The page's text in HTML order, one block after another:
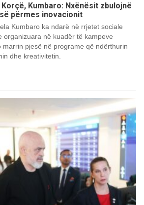
Kumbaro: Nxënësit zbulojnë
përmes inovacionit
Kumbaro ka ndarë në rrjetet sociale
organizuara në kuadër të kampeve
marrin pjesë në programe që ndërthurin
dhe kreativitetin.